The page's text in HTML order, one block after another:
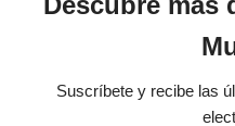
Suscríbete y recibe las